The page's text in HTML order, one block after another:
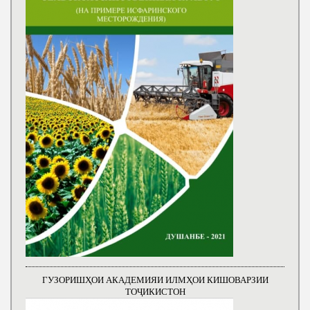
ГУЗОРИШҲОИ АКАДЕМИЯИ ИЛМҲОИ КИШОВАРЗИИ
ТОҶИКИСТОН